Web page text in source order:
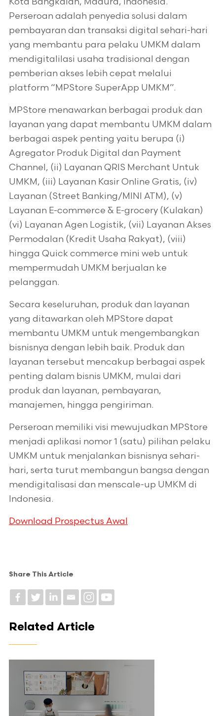
Perseroan adalah penyedia solusi dalam
pembayaran dan transaksi digital sehari-hari
yang membantu para pelaku UMKM dalam
mendigitalilasi usaha tradisional dengan
pemberian akses lebih cepat melalui
platform “MPStore SuperApp UMKM”.
MPStore menawarkan berbagai produk dan
layanan yang dapat membantu UMKM dalam
berbagai aspek penting yaitu berupa (i)
Agregator Produk Digital dan Payment
Channel, (ii) Layanan QRIS Merchant Untuk
UMKM, (iii) Layanan Kasir Online Gratis, (iv)
Layanan (Street Banking/MINI ATM), (v)
Layanan E-commerce & E-grocery (Kulakan)
(vi) Layanan Agen Logistik, (vii) Layanan Akses
Permodalan (Kredit Usaha Rakyat), (viii)
hingga Quick commerce mini web untuk
mempermudah UMKM berjualan ke
pelanggan.
Secara keseluruhan, produk dan layanan
yang ditawarkan oleh MPStore dapat
membantu UMKM untuk mengembangkan
bisnisnya dengan lebih baik. Produk dan
layanan tersebut mencakup berbagai aspek
penting dalam bisnis UMKM, mulai dari
produk dan layanan, pembayaran,
manajemen, hingga pengiriman.
Perseroan memiliki visi mewujudkan MPStore
menjadi aplikasi nomor 1 (satu) pilihan pelaku
UMKM untuk menjalankan bisnisnya sehari-
hari, serta turut membangun bangsa dengan
mendigitalisasi dan menscale-up UMKM di
Indonesia.
Download Prospectus Awal
Share This Article
Related Article